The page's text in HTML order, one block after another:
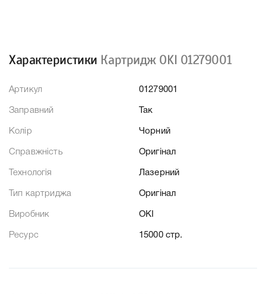
Характеристики Картридж OKI 01279001
Артикул 01279001
Заправний Так
Колір Чорний
Справжність Оригінал
Технологія Лазерний
Тип картриджа Оригінал
Виробник OKI
Ресурс 15000 стр.